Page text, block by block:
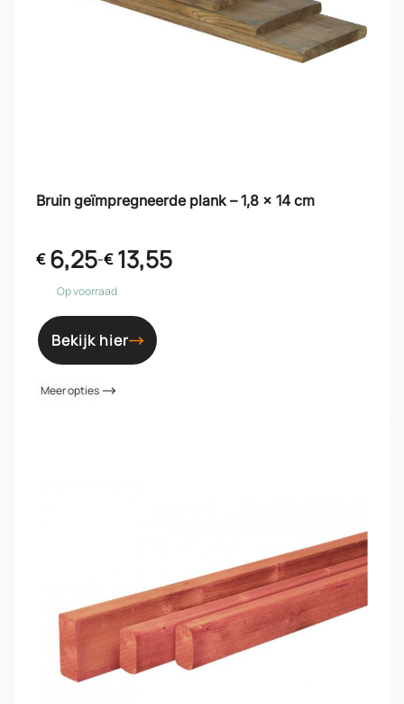
Bruin geïmpregneerde plank – 1,8 x 14 cm
€6,25-€13,55
Op voorraad
Bekijk hier
Meer opties